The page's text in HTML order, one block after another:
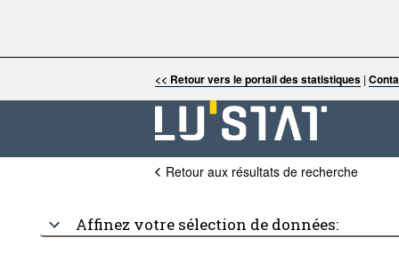
<< Retour vers le portail des statistiques |
Retour aux résultats de recherche
Affinez votre sélection de données: